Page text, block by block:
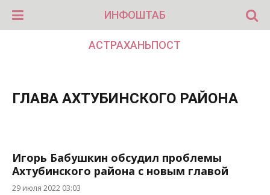
ИНФОШТАБ
АСТРАХАНЬПОСТ
ГЛАВА АХТУБИНСКОГО РАЙОНА
Игорь Бабушкин обсудил проблемы
Ахтубинского района с новым главой
29 июля 2022 03:03